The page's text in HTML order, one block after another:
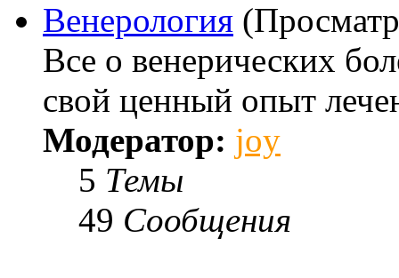
Венерология
Все о венерических
свой ценный опыт
Модератор: joy
5 Темы
49 Сообщения